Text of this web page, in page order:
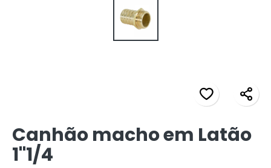
Canhão macho em Latão
1"1/4